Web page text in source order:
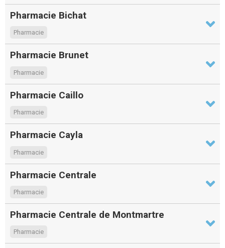
Pharmacie Bichat
Pharmacie
Pharmacie Brunet
Pharmacie
Pharmacie Caillo
Pharmacie
Pharmacie Cayla
Pharmacie
Pharmacie Centrale
Pharmacie
Pharmacie Centrale de Montmartre
Pharmacie